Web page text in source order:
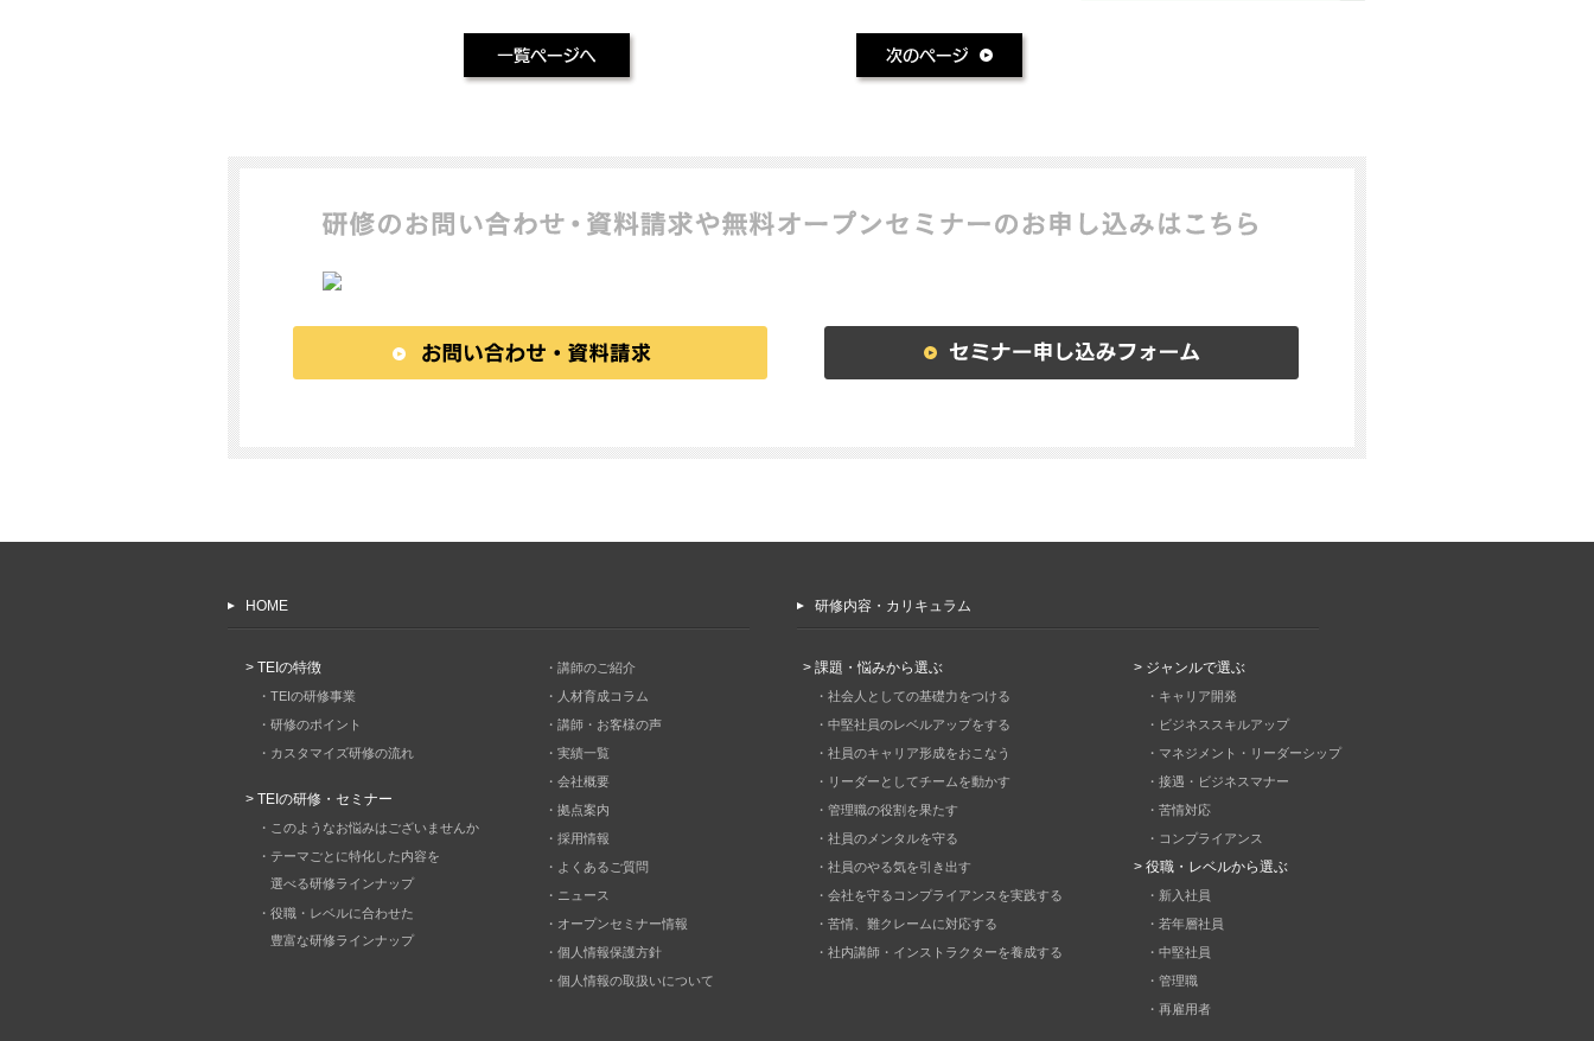
HOME 研修内容・カリキュラム
> TEIの特徴
・TEIの研修事業
・研修のポイント
・カスタマイズ研修の流れ
> TEIの研修・セミナー
・このようなお悩みはございませんか
・テーマごとに特化した内容を
選べる研修ラインナップ
・役職・レベルに合わせた
豊富な研修ラインナップ
・講師のご紹介
・人材育成コラム
・講師・お客様の声
・実績一覧
・会社概要
・拠点案内
・採用情報
・よくあるご質問
・ニュース
・オープンセミナー情報
・個人情報保護方針
・個人情報の取扱いについて
> 課題・悩みから選ぶ
・社会人としての基礎力をつける
・中堅社員のレベルアップをする
・社員のキャリア形成をおこなう
・リーダーとしてチームを動かす
・管理職の役割を果たす
・社員のメンタルを守る
・社員のやる気を引き出す
・会社を守るコンプライアンスを実践する
・苦情、難クレームに対応する
・社内講師・インストラクターを養成する
> ジャンルで選ぶ
・キャリア開発
・ビジネススキルアップ
・マネジメント・リーダーシップ
・接遇・ビジネスマナー
・苦情対応
・コンプライアンス
> 役職・レベルから選ぶ
・新入社員
・若年層社員
・中堅社員
・管理職
・再雇用者